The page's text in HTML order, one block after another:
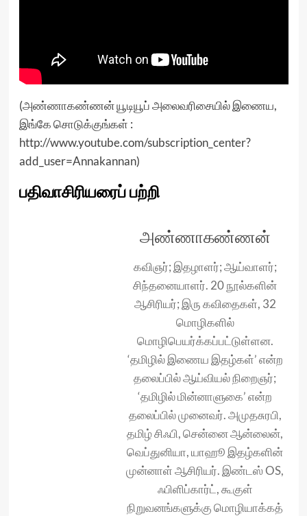
(அண்ணாகண்ணன் யூடியூப் அலைவரிசையில் இணைய,
இங்கே சொடுக்குங்கள் :
http://www.youtube.com/subscription_center?
add_user=Annakannan)
பதிவாசிரியரைப் பற்றி
அண்ணாகண்ணன்
கவிஞர்; இதழாளர்; ஆய்வாளர்;
சிந்தனையாளர். 20 நூல்களின்
ஆசிரியர்; இரு கவிதைகள், 32
மொழிகளில்
மொழிபெயர்க்கப்பட்டுள்ளன.
‘தமிழில் இணைய இதழ்கள்’ என்ற
தலைப்பில் ஆய்வியல் நிறைஞர்;
‘தமிழில் மின்னாளுகை’ என்ற
தலைப்பில் முனைவர். அமுதசுரபி,
தமிழ் சிஃபி, சென்னை ஆன்லைன்,
வெப்துனியா, யாஹூ இதழ்களின்
முன்னாள் ஆசிரியர். இண்டஸ் OS,
ஃபிளிப்கார்ட், கூகுள்
நிறுவனங்களுக்கு மொழியாக்கத்